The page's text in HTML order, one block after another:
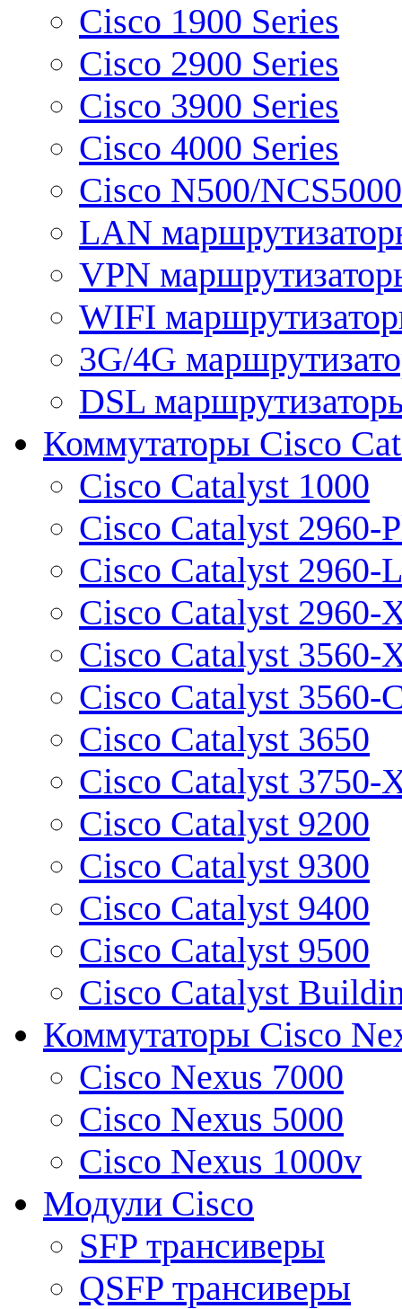
Cisco 1900 Series
Cisco 2900 Series
Cisco 3900 Series
Cisco 4000 Series
Cisco N500/
LAN
VPN
WIFI
3G/4G
DSL
Коммутаторы Cisco
Cisco Catalyst 1000
Cisco Catalyst 2960-
Cisco Catalyst 2960-L
Cisco Catalyst 2960-
Cisco Catalyst 3560-
Cisco Catalyst 3560-
Cisco Catalyst 3650
Cisco Catalyst 3750-
Cisco Catalyst 9200
Cisco Catalyst 9300
Cisco Catalyst 9400
Cisco Catalyst 9500
Cisco Catalyst
Коммутаторы Cisco
Cisco Nexus 7000
Cisco Nexus 5000
Cisco Nexus 1000v
Модули Cisco
SFP трансиверы
QSFP трансиверы